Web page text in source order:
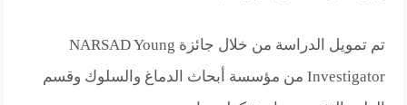
تم تمويل الدراسة من خلال جائزة NARSAD Young
Investigator من مؤسسة أبحاث الدماغ والسلوك وقسم